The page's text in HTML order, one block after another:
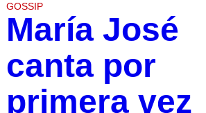
GOSSIP
María José
canta por
primera vez